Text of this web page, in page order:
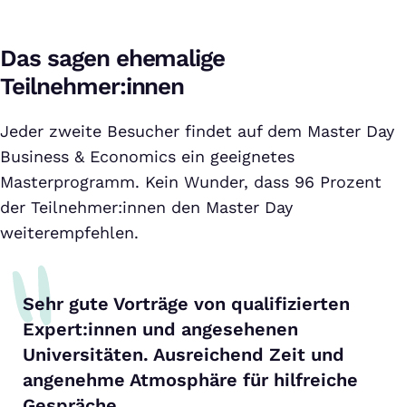
Das sagen ehemalige
Teilnehmer:innen
Jeder zweite Besucher findet auf dem Master Day
Business & Economics ein geeignetes
Masterprogramm. Kein Wunder, dass 96 Prozent
der Teilnehmer:innen den Master Day
weiterempfehlen.
Sehr gute Vorträge von qualifizierten
Expert:innen und angesehenen
Universitäten. Ausreichend Zeit und
angenehme Atmosphäre für hilfreiche